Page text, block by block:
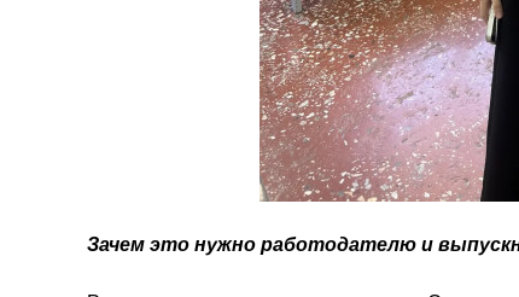
Зачем это нужно работодателю и